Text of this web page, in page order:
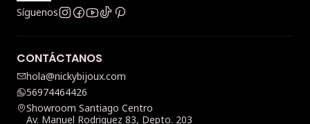
Síguenos
CONTÁCTANOS
hola@nickybijoux.com
56974464426
Showroom Santiago Centro
Av. Manuel Rodriguez 83, Depto. 203